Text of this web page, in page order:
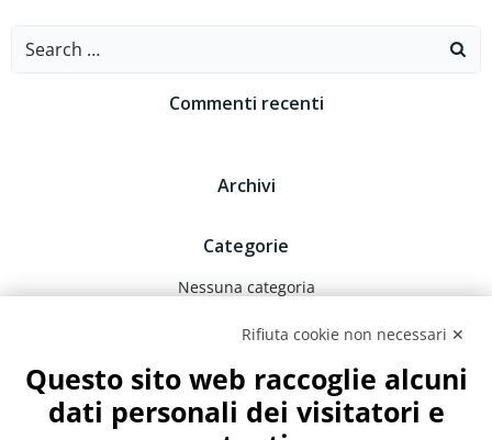
Search
Commenti recenti
Archivi
Categorie
Nessuna categoria
Meta
Accedi
Feed dei contenuti
Rifiuta cookie non necessari ✕
Questo sito web raccoglie alcuni
dati personali dei visitatori e